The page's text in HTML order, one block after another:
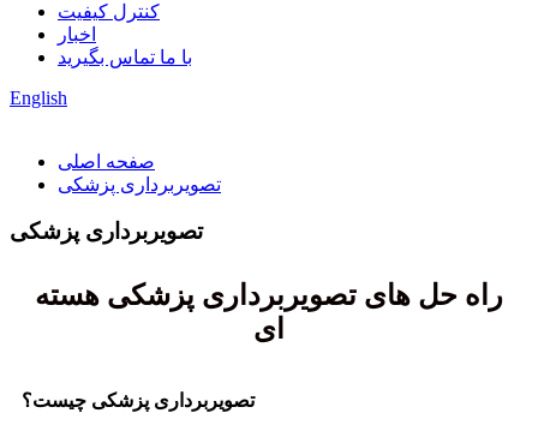
کنترل کیفیت
اخبار
با ما تماس بگیرید
English
صفحه اصلی
تصویربرداری پزشکی
تصویربرداری پزشکی
راه حل های تصویربرداری پزشکی هسته
ای
تصویربرداری پزشکی چیست؟